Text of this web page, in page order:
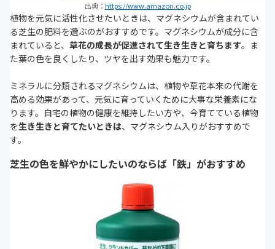
出典： https://www.amazon.co.jp
植物を元気に活性化させたいときは、マグネシウムが含まれてい
る芝生の肥料を選ぶのがおすすめです。マグネシウムが成分に含
まれていると、 草花の成長が促進されて生き生きと育ちます。ま
た葉の色を良くしたり、ツヤを出す効果も魅力です。
ミネラルに分類されるマグネシウムは、植物や草花本来の代謝を
高める効果があって、元気に育っていくために大事な栄養素にな
ります。自宅の植物の健康を維持したい方や、今育てている植物
を生き生きと育てたいときは、マグネシウム入りがおすすめで
す。
芝生の色を鮮やかにしたいのならば「鉄」がおすすめ